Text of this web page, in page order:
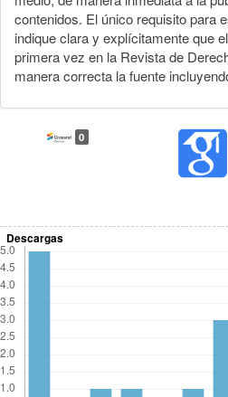
contenidos. El único requisito para
indique clara y explícitamente que
primera vez en la Revista de
manera correcta la fuente
0
Descargas